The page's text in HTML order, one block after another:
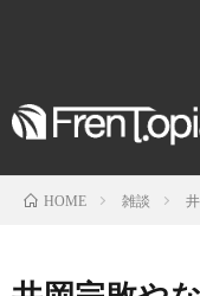
HOME 雑談